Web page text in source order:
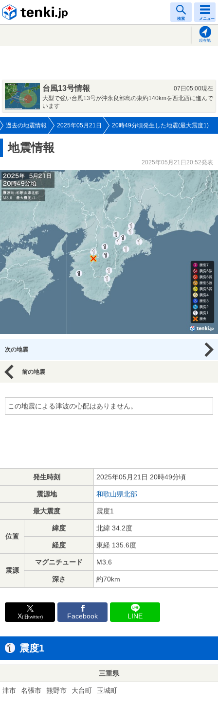
検索 メニュー
現在地
台風13号情報
07日05:00現在
大型で強い台風13号が沖永良部島の東約140kmを西北西に進んで
います
過去の地震情報 2025年05月21日 20時49分頃発生した地震(最大震度1)
地震情報
2025年05月21日20:52発表
次の地震
前の地震
この地震による津波の心配はありません。
発生時刻 2025年05月21日 20時49分頃
震源地 和歌山県北部
最大震度 震度1
位置
緯度 北緯 34.2度
経度 東経 135.6度
震源
マグニチュード M3.6
深さ 約70km
X(旧twitter) Facebook LINE
震度1
三重県
津市 名張市 熊野市 大台町 玉城町